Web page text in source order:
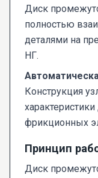
Диск
полностью
деталями на
НГ.
Конструкция
фрикционных
Принцип
Диск